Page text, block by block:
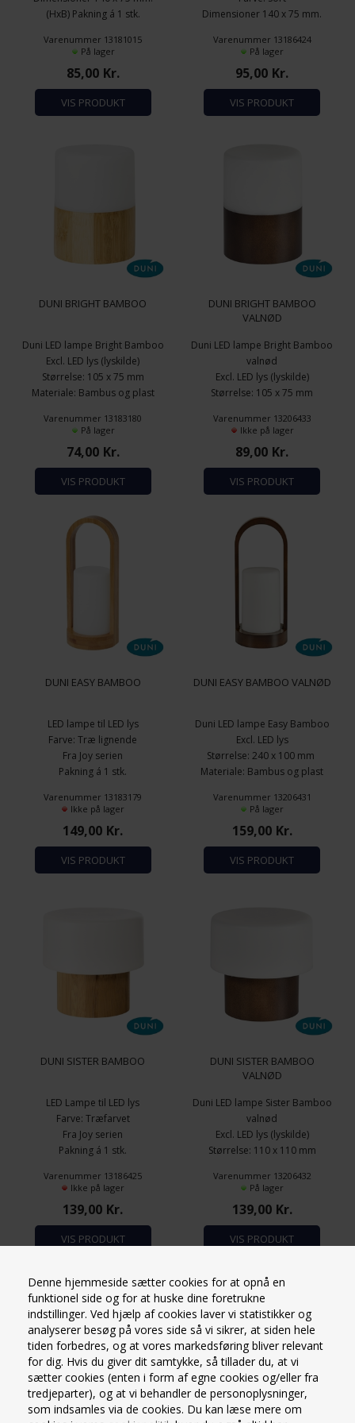
Denne hjemmeside sætter cookies for at opnå en
funktionel side og for at huske dine foretrukne
indstillinger. Ved hjælp af cookies laver vi statistikker og
analyserer besøg på vores side så vi sikrer, at siden hele
tiden forbedres, og at vores markedsføring bliver relevant
for dig. Hvis du giver dit samtykke, så tillader du, at vi
sætter cookies (enten i form af egne cookies og/eller fra
tredjeparter), og at vi behandler de personoplysninger,
som indsamles via de cookies. Du kan læse mere om
(HxB) Pakning á 1 stk.
Varenummer 13181015
På lager
85,00 Kr.
VIS PRODUKT
Dimensioner 140 x 75 mm.
Sort Metal
Varenummer 13186424
På lager
95,00 Kr.
VIS PRODUKT
DUNI BRIGHT BAMBOO
Duni LED lampe Bright Bamboo
Excl. LED lys (lyskilde)
Størrelse: 105 x 75 mm
Materiale: Bambus og plast
Varenummer 13183180
På lager
74,00 Kr.
VIS PRODUKT
DUNI BRIGHT BAMBOO
VALNØD
Duni LED lampe Bright Bamboo
valnød
Excl. LED lys (lyskilde)
Størrelse: 105 x 75 mm
Varenummer 13206433
Ikke på lager
89,00 Kr.
VIS PRODUKT
DUNI EASY BAMBOO
LED lampe til LED lys
Farve: Træ lignende
Fra Joy serien
Pakning á 1 stk.
Varenummer 13183179
Ikke på lager
149,00 Kr.
VIS PRODUKT
DUNI EASY BAMBOO VALNØD
Duni LED lampe Easy Bamboo
Excl. LED lys
Størrelse: 240 x 100 mm
Materiale: Bambus og plast
Varenummer 13206431
På lager
159,00 Kr.
VIS PRODUKT
DUNI SISTER BAMBOO
LED Lampe til LED lys
Farve: Træfarvet
Fra Joy serien
Pakning á 1 stk.
Varenummer 13186425
Ikke på lager
139,00 Kr.
VIS PRODUKT
DUNI SISTER BAMBOO
VALNØD
Duni LED lampe Sister Bamboo
valnød
Excl. LED lys (lyskilde)
Størrelse: 110 x 110 mm
Varenummer 13206432
På lager
139,00 Kr.
VIS PRODUKT